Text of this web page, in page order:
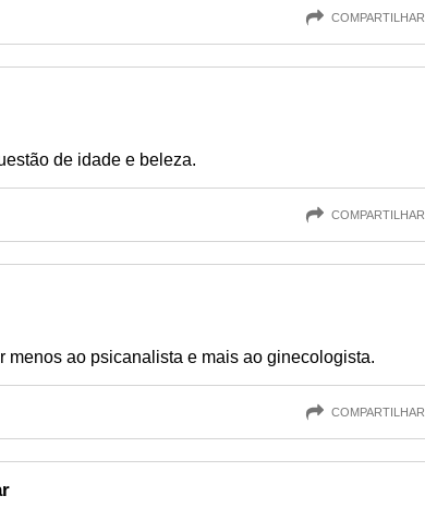
COMPARTILHAR
de idade e beleza.
COMPARTILHAR
menos ao psicanalista e mais ao ginecologista.
COMPARTILHAR